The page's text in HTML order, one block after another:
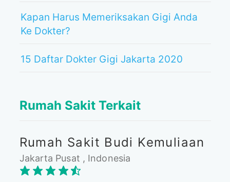
Kapan Harus Memeriksakan Gigi Anda
Ke Dokter?
15 Daftar Dokter Gigi Jakarta 2020
Rumah Sakit Terkait
Rumah Sakit Budi Kemuliaan
Jakarta Pusat , Indonesia